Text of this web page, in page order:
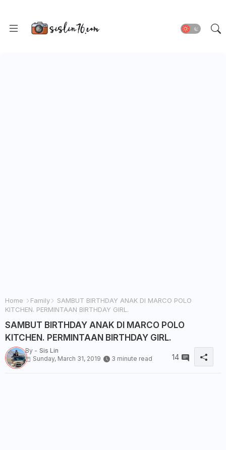
Home Family
SAMBUT BIRTHDAY ANAK DI MARCO POLO
KITCHEN. PERMINTAAN BIRTHDAY GIRL.
SAMBUT BIRTHDAY ANAK DI MARCO POLO
KITCHEN. PERMINTAAN BIRTHDAY GIRL.
By - Sis Lin
Sunday, March 31, 2019
3 minute read 14